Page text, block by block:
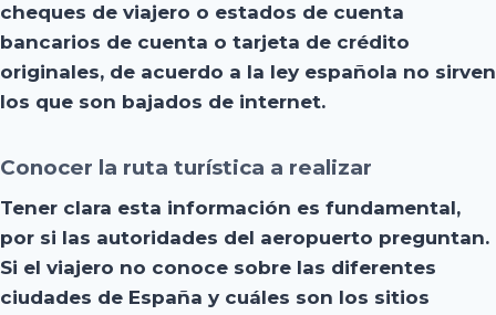
cheques de viajero o estados de cuenta
bancarios de cuenta o tarjeta de crédito
originales, de acuerdo a la ley española no sirven
los que son bajados de internet.
Conocer la ruta turística a realizar
Tener clara esta información es fundamental,
por si las autoridades del aeropuerto preguntan.
Si el viajero no conoce sobre las diferentes
ciudades de España y cuáles son los sitios